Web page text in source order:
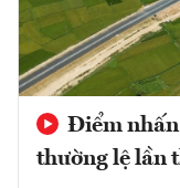
Điểm nhấn
thường lệ lần